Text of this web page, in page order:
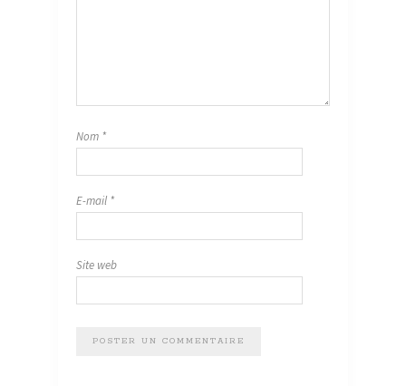
Nom *
E-mail *
Site web